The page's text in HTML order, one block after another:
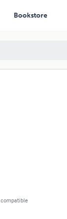
Bookstore
compatible